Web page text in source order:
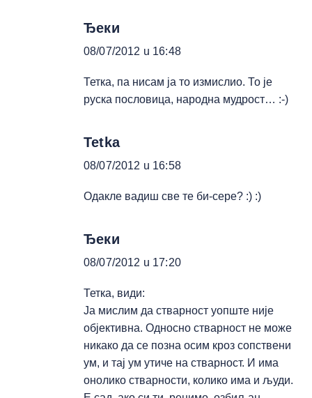
Ђеки
08/07/2012 u 16:48
Тетка, па нисам ја то измислио. То је
руска пословица, народна мудрост… :-)
Tetka
08/07/2012 u 16:58
Одакле вадиш све те би-сере? :) :)
Ђеки
08/07/2012 u 17:20
Тетка, види:
Ја мислим да стварност уопште није
објективна. Односно стварност не може
никако да се позна осим кроз сопствени
ум, и тај ум утиче на стварност. И има
онолико стварности, колико има и људи.